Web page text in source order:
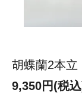
胡蝶蘭2本立
9,350円(税